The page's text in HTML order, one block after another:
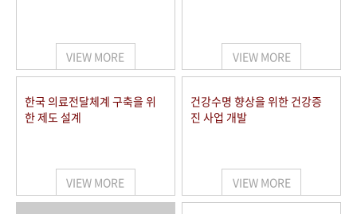
VIEW MORE VIEW MORE
한국 의료전달체계 구축을 위
한 제도 설계
VIEW MORE
건강수명 향상을 위한 건강증
진 사업 개발
VIEW MORE